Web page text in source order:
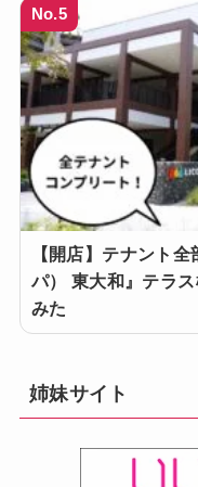
No.5
【開店】テナント
パ） 東大和』テラ
みた
姉妹サイト